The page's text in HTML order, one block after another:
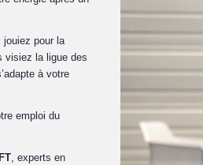
jouiez pour la
visiez la ligue des
à votre
emploi du
, experts en